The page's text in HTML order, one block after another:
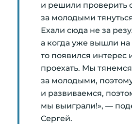
и решили проверить
за молодыми
Ехали сюда не за
а когда уже вышли на
то появился интерес
проехать. Мы тянемся
за молодыми,
и развиваемся,
мы выиграли!», —
Сергей.